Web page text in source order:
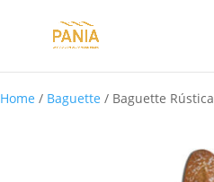
Home / Baguette / Baguette Rústica